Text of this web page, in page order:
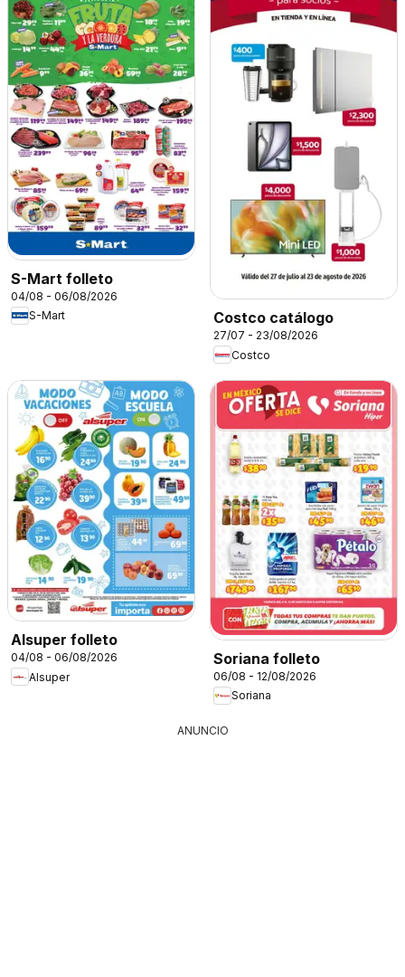
S-Mart folleto
04/08 - 06/08/2026
S-Mart
Costco catálogo
27/07 - 23/08/2026
Costco
Alsuper folleto
04/08 - 06/08/2026
Alsuper
Soriana folleto
06/08 - 12/08/2026
Soriana
ANUNCIO